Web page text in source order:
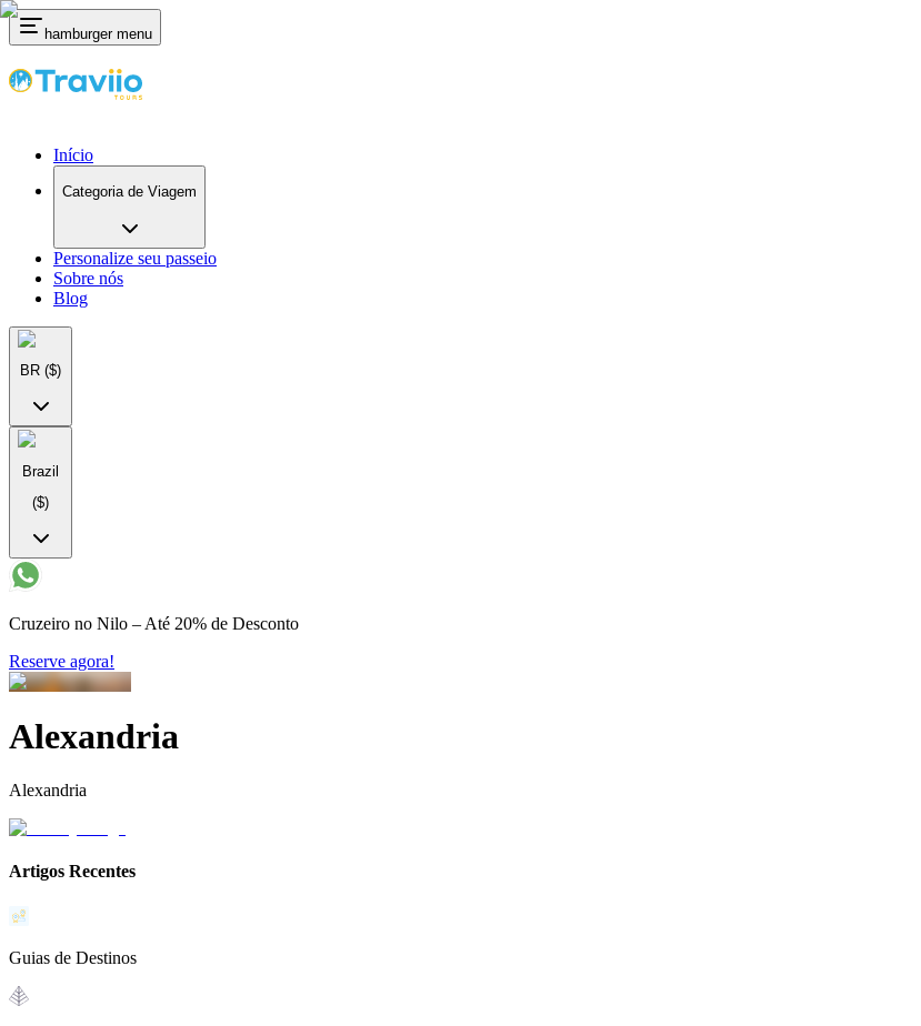
hamburger menu
Início
Categoria de Viagem
Personalize seu passeio
Sobre nós
Blog
BR ($)
Brazil
($)
Cruzeiro no Nilo – Até 20% de Desconto
Reserve agora!
Alexandria
Alexandria
Artigos Recentes
Guias de Destinos